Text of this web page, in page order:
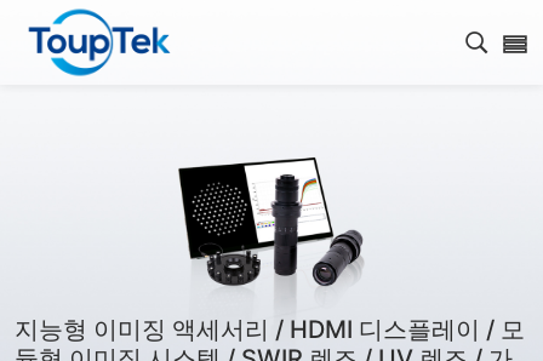
검색
지능형 이미징 액세서리 / HDMI 디스플레이 / 모